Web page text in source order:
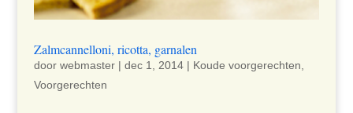
Zalmcannelloni, ricotta, garnalen
door webmaster| dec 1, 2014| Koude voorgerechten
Voorgerechten